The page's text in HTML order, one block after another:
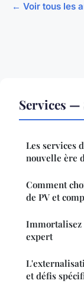
← Voir tous les
Services —
Les services
nouvelle ère
Comment
de PV et
Immortalisez
expert
et défis